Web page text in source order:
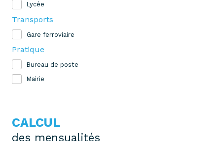
Lycée
Transports
Gare ferroviaire
Pratique
Bureau de poste
Mairie
CALCUL
des mensualités